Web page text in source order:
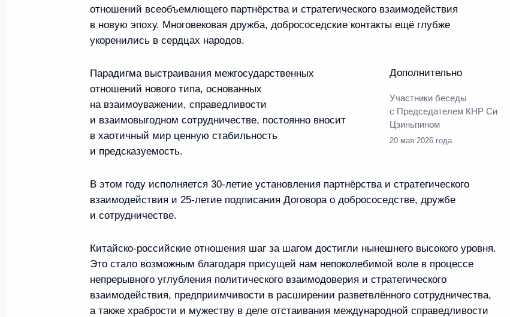
21 мая, четверг
21 мая 2026 года, 17:00 Москва, Кремль
Учения ядерных сил
21 мая 2026 года, 16:20
20 мая, среда
20 мая 2026 года, 16:00 Пекин
Беседа с Премьером Госсовета КНР Ли Цяном
отношений всеобъемлющего партнёрства и стратегического взаимодействия
в новую эпоху. Многовековая дружба, добрососедские контакты ещё глубже
укоренились в сердцах народов.
Дополнительно
Участники беседы
с Председателем КНР Си
Цзиньпином
20 мая 2026 года
Парадигма выстраивания межгосударственных
отношений нового типа, основанных
на взаимоуважении, справедливости
и взаимовыгодном сотрудничестве, постоянно вносит
в хаотичный мир ценную стабильность
и предсказуемость.
В этом году исполняется 30-летие установления партнёрства и стратегического
взаимодействия и 25-летие подписания Договора о добрососедстве, дружбе
и сотрудничестве.
Китайско-российские отношения шаг за шагом достигли нынешнего высокого уровня.
Это стало возможным благодаря присущей нам непоколебимой воле в процессе
непрерывного углубления политического взаимодоверия и стратегического
взаимодействия, предприимчивости в расширении разветвлённого сотрудничества,
а также храбрости и мужеству в деле отстаивания международной справедливости